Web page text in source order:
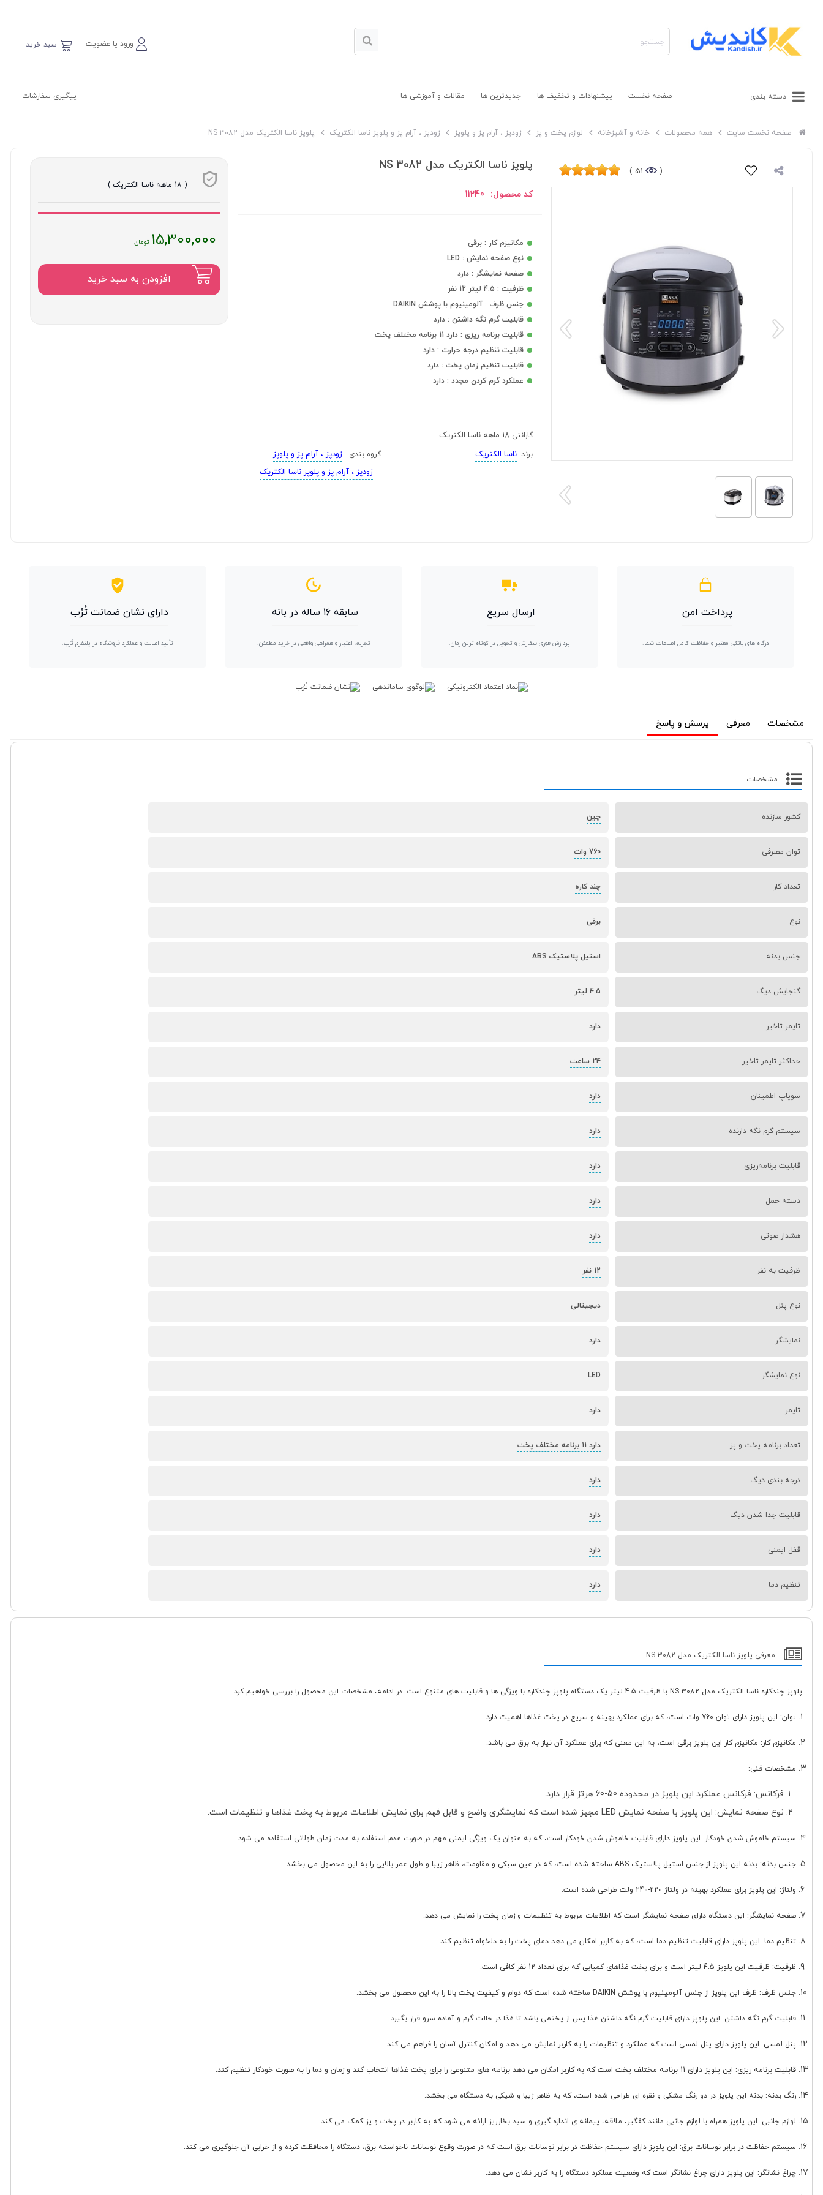
سبد خرید ورود یا عضویت
دسته بندی صفحه نخست پیشنهادات و تخفیف ها جدیدترین ها مقالات و آموزشی ها پیگیری سفارشات
صفحه نخست سایت همه محصولات خانه و آشپزخانه لوازم پخت و پز زودپز ، آرام پز و پلوپز زودپز ، آرام پز و پلوپز ناسا الکتریک پلوپز ناسا الکتریک مدل NS 3082
(
51 ) پلوپز ناسا الکتریک مدل NS 3082
کد محصول: 11240
مکانیزم کار : برقی
نوع صفحه نمایش : LED
صفحه نمایشگر : دارد
ظرفیت : 4.5 لیتر 12 نفر
جنس ظرف : آلومینیوم با پوشش DAIKIN
قابلیت گرم نگه داشتن : دارد
قابلیت برنامه ریزی : دارد 11 برنامه مختلف پخت
قابلیت تنظیم درجه حرارت : دارد
قابلیت تنظیم زمان پخت : دارد
عملکرد گرم کردن مجدد : دارد
گارانتی 18 ماهه ناسا الکتریک
برند:ناسا الکتریک گروه بندی :زودپز ، آرام پز و پلوپز
زودپز ، آرام پز و پلوپز ناسا الکتریک
( 18 ماهه ناسا الکتریک )
15,300,000قیمت
فعلی
:
۱۵,۳۰۰,۰۰۰
افزودن به سبد خرید
پرداخت امن
درگاه های بانکی معتبر و حفاظت کامل اطلاعات شما.
ارسال سریع
پردازش فوری سفارش و تحویل در کوتاه ترین زمان.
سابقه ۱۶ ساله در بانه
تجربه، اعتبار و همراهی واقعی در خرید مطمئن.
دارای نشان ضمانت تُرُب
تأیید اصالت و عملکرد فروشگاه در پلتفرم تُرُب.
مشخصات معرفی پرسش و پاسخ
مشخصات
کشور سازنده چین
توان مصرفی 760 وات
تعداد کار چند کاره
نوع برقی
جنس بدنه استیل پلاستیک ABS
گنجایش دیگ 4.5 لیتر
تایمر تاخیر دارد
حداکثر تایمر تاخیر 24 ساعت
سوپاپ اطمینان دارد
سیستم گرم نگه دارنده دارد
قابلیت برنامه‌ریزی دارد
دسته حمل دارد
هشدار صوتی دارد
ظرفیت به نفر 12 نفر
نوع پنل دیجیتالی
نمایشگر دارد
نوع نمایشگر LED
تایمر دارد
تعداد برنامه پخت و پز دارد 11 برنامه مختلف پخت
درجه بندی دیگ دارد
قابلیت جدا شدن دیگ دارد
قفل ایمنی دارد
تنظیم دما دارد
معرفی پلوپز ناسا الکتریک مدل NS 3082
پلوپز چندکاره ناسا الکتریک مدل NS 3082 با ظرفیت 4.5 لیتر یک دستگاه پلوپز چندکاره با ویژگی ها و قابلیت های متنوع است. در ادامه، مشخصات این محصول را بررسی خواهیم کرد:
توان: این پلوپز دارای توان 760 وات است، که برای عملکرد بهینه و سریع در پخت غذاها اهمیت دارد.
مکانیزم کار: مکانیزم کار این پلوپز برقی است، به این معنی که برای عملکرد آن نیاز به برق می باشد.
مشخصات فنی:
فرکانس: فرکانس عملکرد این پلوپز در محدوده 50-60 هرتز قرار دارد.
نوع صفحه نمایش: این پلوپز با صفحه نمایش LED مجهز شده است که نمایشگری واضح و قابل فهم برای نمایش اطلاعات مربوط به پخت غذاها و تنظیمات است.
سیستم خاموش شدن خودکار: این پلوپز دارای قابلیت خاموش شدن خودکار است، که به عنوان یک ویژگی ایمنی مهم در صورت عدم استفاده به مدت زمان طولانی استفاده می شود.
جنس بدنه: بدنه این پلوپز از جنس استیل پلاستیک ABS ساخته شده است، که در عین سبکی و مقاومت، ظاهر زیبا و طول عمر بالایی را به این محصول می بخشد.
ولتاژ: این پلوپز برای عملکرد بهینه در ولتاژ 220-240 ولت طراحی شده است.
صفحه نمایشگر: این دستگاه دارای صفحه نمایشگر است که اطلاعات مربوط به تنظیمات و زمان پخت را نمایش می دهد.
تنظیم دما: این پلوپز دارای قابلیت تنظیم دما است، که به کاربر امکان می دهد دمای پخت را به دلخواه تنظیم کند.
ظرفیت: ظرفیت این پلوپز 4.5 لیتر است و برای پخت غذاهای کمیابی که برای تعداد 12 نفر کافی است.
جنس ظرف: ظرف این پلوپز از جنس آلومینیوم با پوشش DAIKIN ساخته شده است که دوام و کیفیت پخت بالا را به این محصول می بخشد.
قابلیت گرم نگه داشتن: این پلوپز دارای قابلیت گرم نگه داشتن غذا پس از پختمی باشد تا غذا در حالت گرم و آماده سرو قرار بگیرد.
پنل لمسی: این پلوپز دارای پنل لمسی است که عملکرد و تنظیمات را به کاربر نمایش می دهد و امکان کنترل آسان را فراهم می کند.
قابلیت برنامه ریزی: این پلوپز دارای 11 برنامه مختلف پخت است که به کاربر امکان می دهد برنامه های متنوعی را برای پخت غذاها انتخاب کند و زمان و دما را به صورت خودکار تنظیم کند.
رنگ بدنه: بدنه این پلوپز در دو رنگ مشکی و نقره ای طراحی شده است، که به ظاهر زیبا و شیکی به دستگاه می بخشد.
لوازم جانبی: این پلوپز همراه با لوازم جانبی مانند کفگیر، ملاقه، پیمانه ی اندازه گیری و سبد بخارریز ارائه می شود که به کاربر در پخت و پز کمک می کند.
سیستم حفاظت در برابر نوسانات برق: این پلوپز دارای سیستم حفاظت در برابر نوسانات برق است که در صورت وقوع نوسانات ناخواسته برق، دستگاه را محافظت کرده و از خرابی آن جلوگیری می کند.
چراغ نشانگر: این پلوپز دارای چراغ نشانگر است که وضعیت عملکرد دستگاه را به کاربر نشان می دهد.